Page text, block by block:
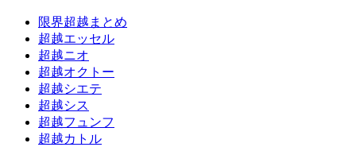
限界超越まとめ
超越エッセル
超越ニオ
超越オクトー
超越シエテ
超越シス
超越フュンフ
超越カトル